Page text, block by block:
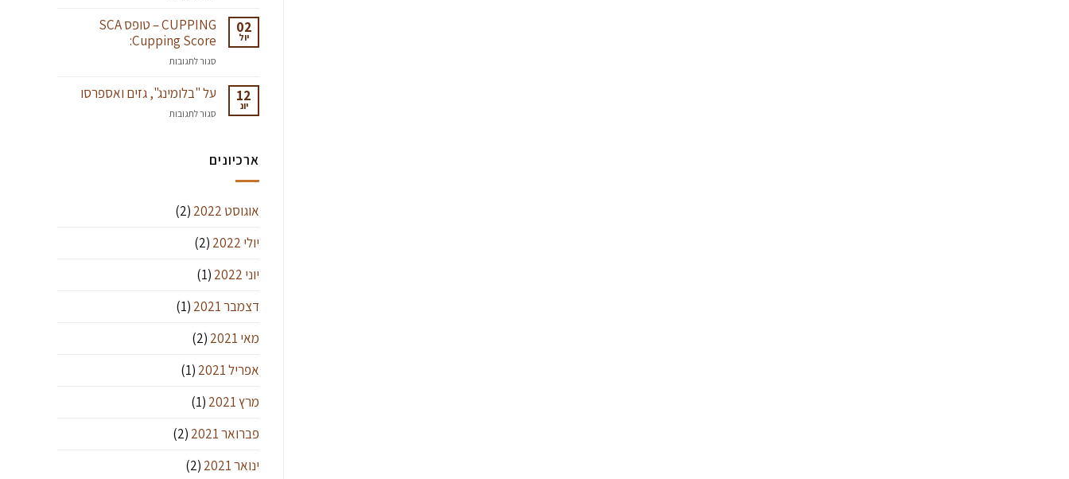
הקפה
בקולומביה
02
יול
CUPPING – טופס SCA
Cupping Score:
סגור לתגובותעל
–
SCA
12
יונ
על "בלומינג", גזים ואספרסו
סגור לתגובותעל
ארכיונים
אוגוסט 2022
(2)
יולי 2022
(2)
יוני 2022
(1)
דצמבר 2021
(1)
מאי 2021
(2)
אפריל 2021
(1)
מרץ 2021
(1)
פברואר 2021
(2)
ינואר 2021
(2)